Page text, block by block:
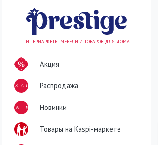
ГИПЕРМАРКЕТЫ МЕБЕЛИ И ТОВАРОВ ДЛЯ ДОМА
Акция
SALE Распродажа
NEWНовинки
Товары на Kaspi-маркете